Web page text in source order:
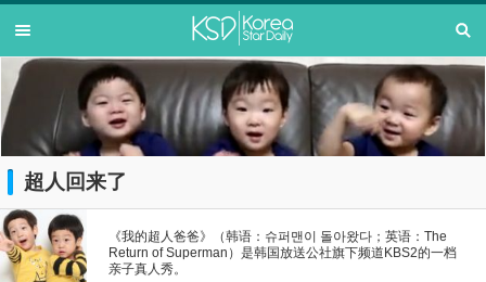
超人回来了
《我的超人爸爸》（韩语：슈퍼맨이 돌아왔다；英语：The
Return of Superman）是韩国放送公社旗下频道KBS2的一档
亲子真人秀。